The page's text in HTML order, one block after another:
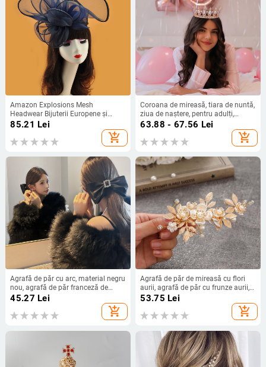
Amazon Explosions Mesh
Headwear Bijuterii Europene și
Americane Curse de Cai Festival
Topper Coafură de Mireasă Flori
Pene Accesorii de Păr
85.21 Lei
add_shopping_cart
Coroana de mireasă, tiara de nuntă,
ziua de naștere, pentru adulți,
ceremonie de performanță, cea mai
ușoară pentru potrivire, stras acrilic,
accesoriu de păr, coroana rotundă
63.88 - 67.56 Lei
add_shopping_cart
Agrafă de păr cu arc, material negru
nou, agrafă de păr franceză de
înaltă calitate, agrafă de păr cu
45.27 Lei
add_shopping_cart
Agrafă de păr de mireasă cu flori
aurii, agrafă de păr cu frunze aurii,
mireasă, perlă, accesorii de păr
transfrontaliere exclusive
53.75 Lei
add_shopping_cart